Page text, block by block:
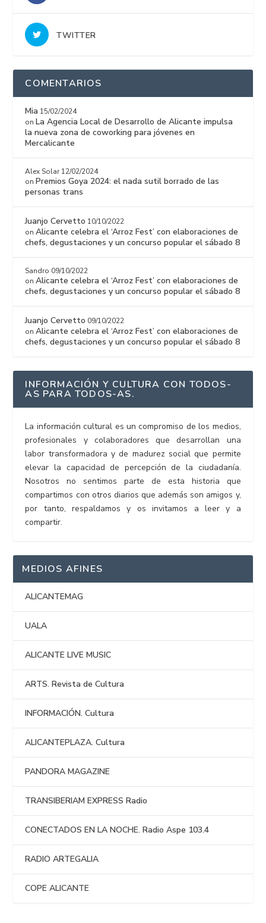
TWITTER
COMENTARIOS
Mia 15/02/2024
onLa Agencia Local de Desarrollo de Alicante impulsa
la nueva zona de coworking para jóvenes en
Mercalicante
Alex Solar 12/02/2024
onPremios Goya 2024: el nada sutil borrado de las
personas trans
Juanjo Cervetto 10/10/2022
onAlicante celebra el ‘Arroz Fest’ con elaboraciones de
chefs, degustaciones y un concurso popular el sábado 8
Sandro 09/10/2022
onAlicante celebra el ‘Arroz Fest’ con elaboraciones de
chefs, degustaciones y un concurso popular el sábado 8
Juanjo Cervetto 09/10/2022
onAlicante celebra el ‘Arroz Fest’ con elaboraciones de
chefs, degustaciones y un concurso popular el sábado 8
INFORMACIÓN Y CULTURA CON TODOS-
AS PARA TODOS-AS.
La información cultural es un compromiso de los medios,
profesionales y colaboradores que desarrollan una
labor transformadora y de madurez social que permite
elevar la capacidad de percepción de la ciudadanía.
Nosotros no sentimos parte de esta historia que
compartimos con otros diarios que además son amigos y,
por tanto, respaldamos y os invitamos a leer y a
compartir.
MEDIOS AFINES
ALICANTEMAG
UALA
ALICANTE LIVE MUSIC
ARTS. Revista de Cultura
INFORMACIÓN. Cultura
ALICANTEPLAZA. Cultura
PANDORA MAGAZINE
TRANSIBERIAM EXPRESS Radio
CONECTADOS EN LA NOCHE. Radio Aspe 103.4
RADIO ARTEGALIA
COPE ALICANTE